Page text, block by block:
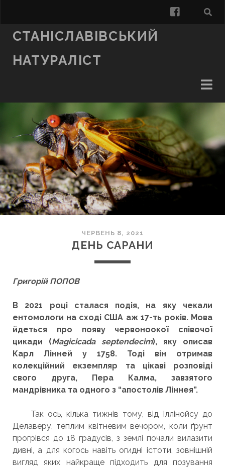
facebook
СТАНІСЛАВІВСЬКИЙ
НАТУРАЛІСТ
ЧЕРВЕНЬ 8, 2021
ДЕНЬ САРАНИ
Григорій ПОПОВ
В 2021 році сталася подія, на яку чекали
ентомологи на сході США аж 17-ть років. Мова
йдеться про появу червоноокої співочої
цикади (Magicicada septendecim), яку описав
Карл Лінней у 1758. Тоді він отримав
колекційний екземпляр та цікаві розповіді
свого друга, Пера Калма, завзятого
мандрівника та одного з “апостолів Ліннея”.
Так ось, кілька тижнів тому, від Іллінойсу до
Делаверу, теплим квітневим вечором, коли ґрунт
прогрівся до 18 градусів, з землі почали вилазити
дивні, а для когось навіть огидні істоти, зовнішній
вигляд яких найкраще підходить для позування